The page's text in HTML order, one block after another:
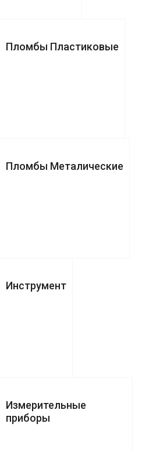
Пломбы Пластиковые
Пломбы Металические
Инструмент
Измерительные
приборы